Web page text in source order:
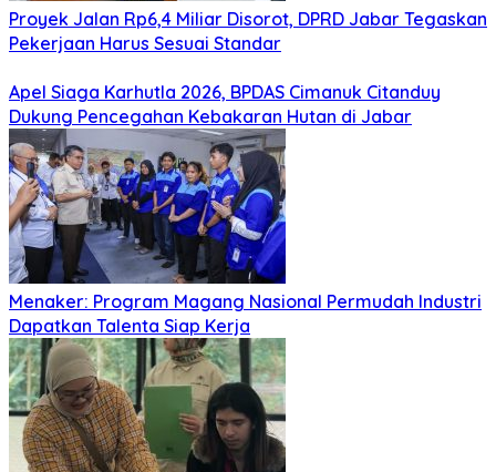
Proyek Jalan Rp6,4 Miliar Disorot, DPRD Jabar Tegaskan
Pekerjaan Harus Sesuai Standar
Apel Siaga Karhutla 2026, BPDAS Cimanuk Citanduy
Dukung Pencegahan Kebakaran Hutan di Jabar
Menaker: Program Magang Nasional Permudah Industri
Dapatkan Talenta Siap Kerja